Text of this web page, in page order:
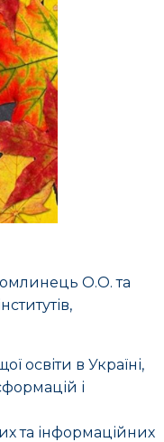
О.О. та
освіти в Україні,
і
та інформаційних